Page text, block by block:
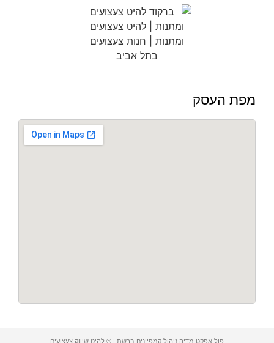
מפת העסק
פול אפקט מדיה ניהול קמפיינים ברשת | © להיט שיווק צעצועים